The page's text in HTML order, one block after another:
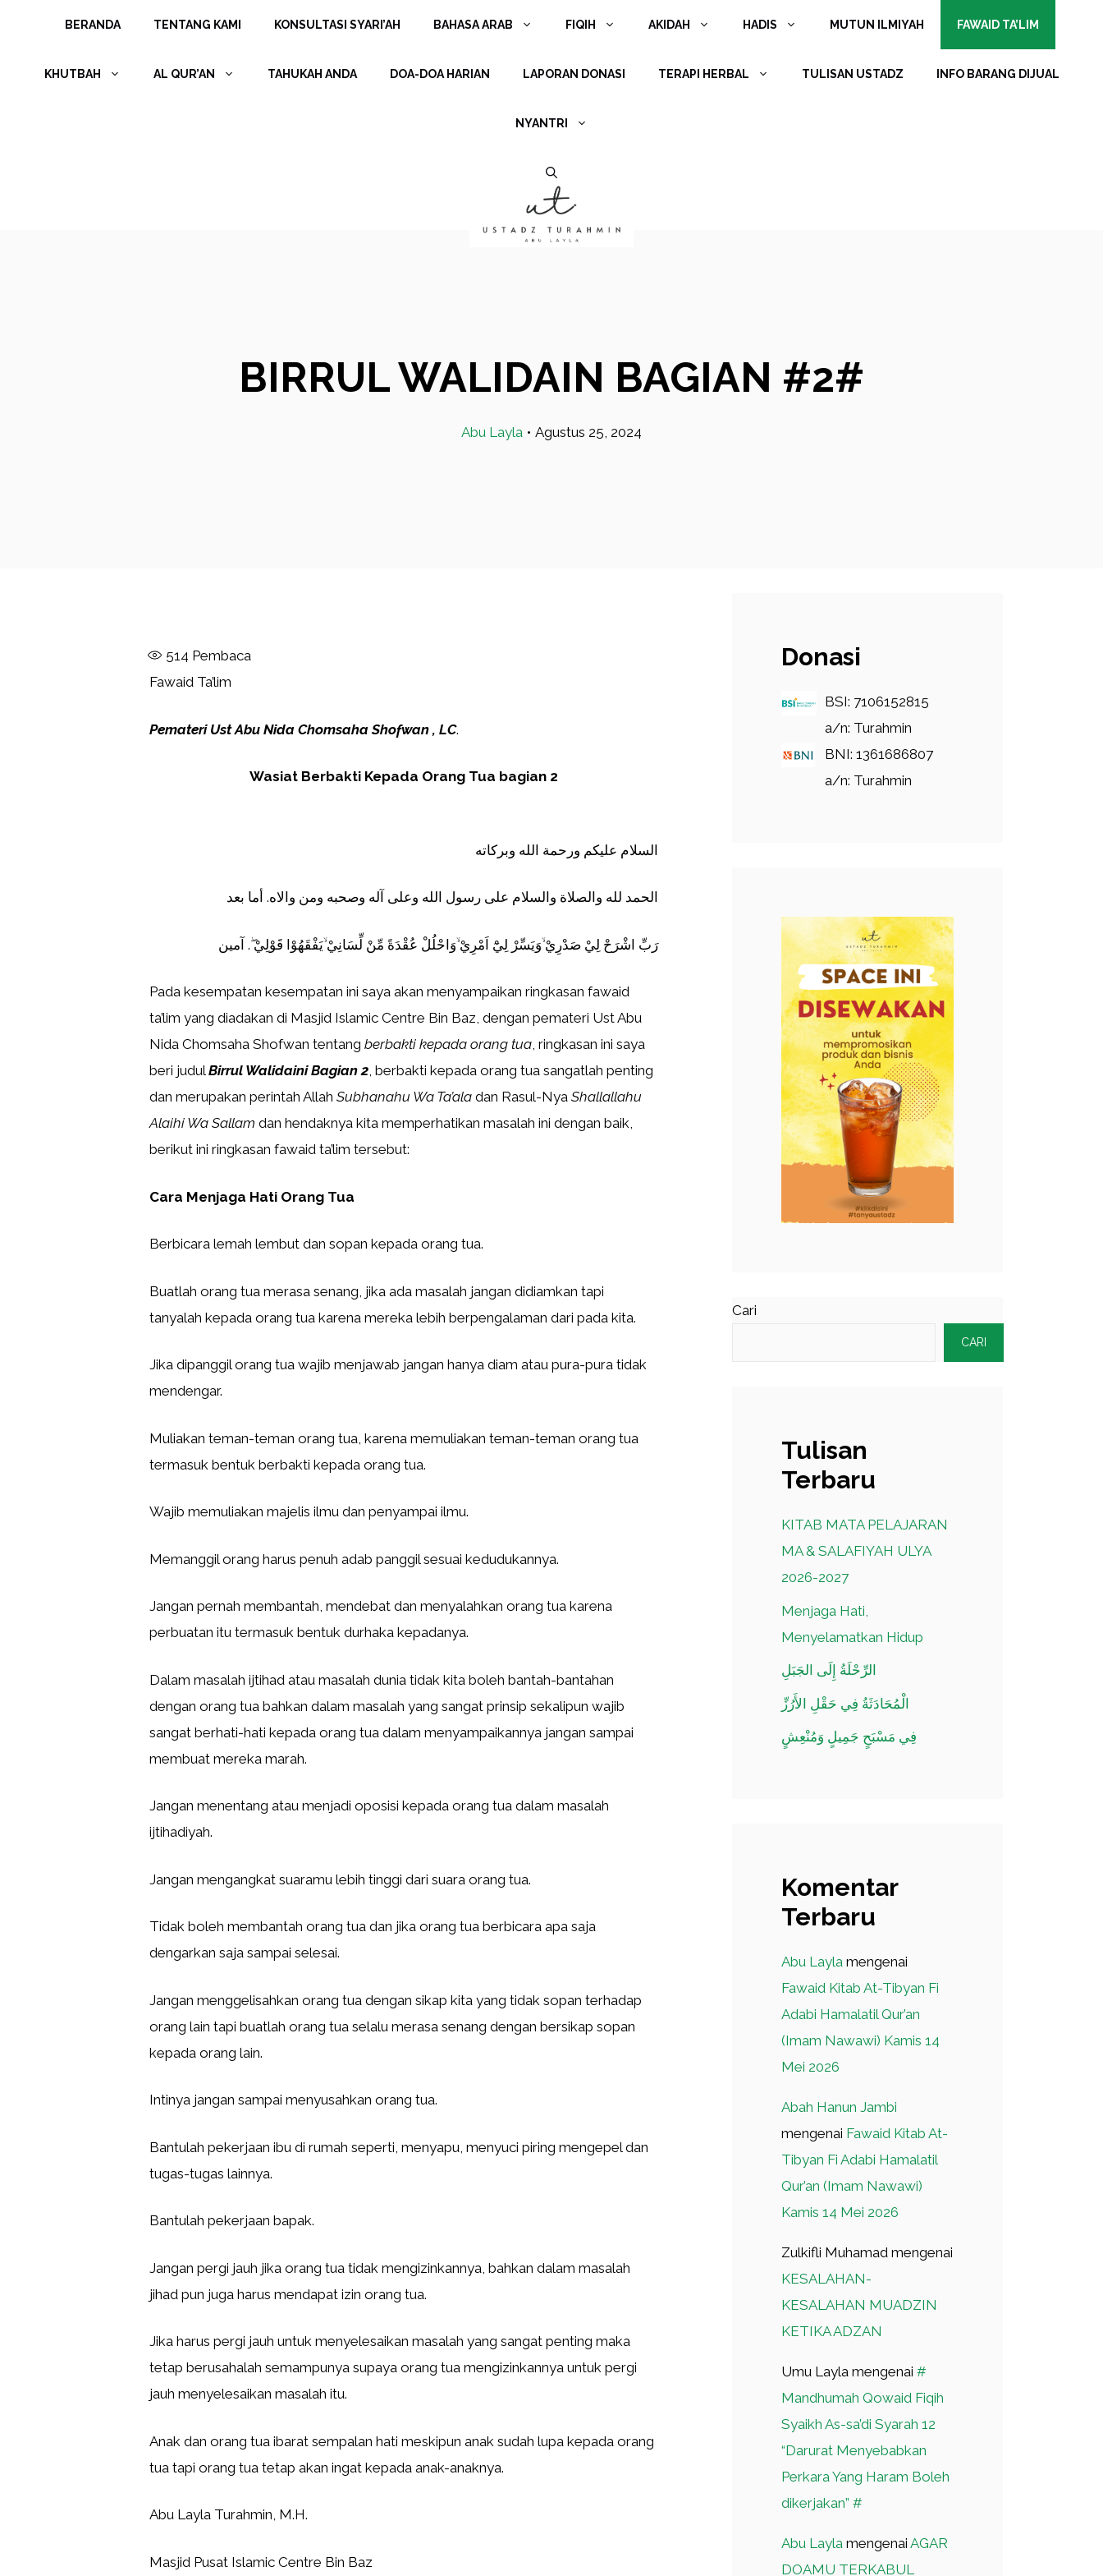
BERANDA TENTANG KAMI KONSULTASI SYARI’AH BAHASA ARAB FIQIH AKIDAH HADIS MUTUN ILMIYAH FAWAID TA’LIM
KHUTBAH AL QUR’AN TAHUKAH ANDA DOA-DOA HARIAN LAPORAN DONASI TERAPI HERBAL TULISAN USTADZ INFO BARANG DIJUAL
NYANTRI
BIRRUL WALIDAIN BAGIAN #2#
Abu Layla • Agustus 25, 2024
514 Pembaca
Fawaid Ta’lim
Pemateri Ust Abu Nida Chomsaha Shofwan , LC.
Wasiat Berbakti Kepada Orang Tua bagian 2
السلام عليكم ورحمة الله وبركاته
الحمد لله والصلاة والسلام على رسول الله وعلى آله وصحبه ومن والاه. أما بعد
رَبِّ اشْرَحْ لِيْ صَدْرِيْ ۙوَيَسِّرْ لِيْٓ اَمْرِيْ ۙوَاحْلُلْ عُقْدَةً مِّنْ لِّسَانِيْ ۙيَفْقَهُوْا قَوْلِيْ ۖ. آمين
Pada kesempatan kesempatan ini saya akan menyampaikan ringkasan fawaid
ta’lim yang diadakan di Masjid Islamic Centre Bin Baz, dengan pemateri Ust Abu
Nida Chomsaha Shofwan tentang berbakti kepada orang tua, ringkasan ini saya
beri judulBirrul Walidaini Bagian 2, berbakti kepada orang tua sangatlah penting
dan merupakan perintah Allah Subhanahu Wa Ta’ala dan Rasul-Nya Shallallahu
Alaihi Wa Sallam dan hendaknya kita memperhatikan masalah ini dengan baik,
berikut ini ringkasan fawaid ta’lim tersebut:
Cara Menjaga Hati Orang Tua
Berbicara lemah lembut dan sopan kepada orang tua.
Buatlah orang tua merasa senang, jika ada masalah jangan didiamkan tapi
tanyalah kepada orang tua karena mereka lebih berpengalaman dari pada kita.
Jika dipanggil orang tua wajib menjawab jangan hanya diam atau pura-pura tidak
mendengar.
Muliakan teman-teman orang tua, karena memuliakan teman-teman orang tua
termasuk bentuk berbakti kepada orang tua.
Wajib memuliakan majelis ilmu dan penyampai ilmu.
Memanggil orang harus penuh adab panggil sesuai kedudukannya.
Jangan pernah membantah, mendebat dan menyalahkan orang tua karena
perbuatan itu termasuk bentuk durhaka kepadanya.
Dalam masalah ijtihad atau masalah dunia tidak kita boleh bantah-bantahan
dengan orang tua bahkan dalam masalah yang sangat prinsip sekalipun wajib
sangat berhati-hati kepada orang tua dalam menyampaikannya jangan sampai
membuat mereka marah.
Jangan menentang atau menjadi oposisi kepada orang tua dalam masalah
ijtihadiyah.
Jangan mengangkat suaramu lebih tinggi dari suara orang tua.
Tidak boleh membantah orang tua dan jika orang tua berbicara apa saja
dengarkan saja sampai selesai.
Jangan menggelisahkan orang tua dengan sikap kita yang tidak sopan terhadap
orang lain tapi buatlah orang tua selalu merasa senang dengan bersikap sopan
kepada orang lain.
Intinya jangan sampai menyusahkan orang tua.
Bantulah pekerjaan ibu di rumah seperti, menyapu, menyuci piring mengepel dan
tugas-tugas lainnya.
Bantulah pekerjaan bapak.
Jangan pergi jauh jika orang tua tidak mengizinkannya, bahkan dalam masalah
jihad pun juga harus mendapat izin orang tua.
Jika harus pergi jauh untuk menyelesaikan masalah yang sangat penting maka
tetap berusahalah semampunya supaya orang tua mengizinkannya untuk pergi
jauh menyelesaikan masalah itu.
Anak dan orang tua ibarat sempalan hati meskipun anak sudah lupa kepada orang
tua tapi orang tua tetap akan ingat kepada anak-anaknya.
Abu Layla Turahmin, M.H.
Masjid Pusat Islamic Centre Bin Baz
Donasi
BSI: 7106152815
a/n: Turahmin
BNI: 1361686807
a/n: Turahmin
Cari
CARI
Tulisan
Terbaru
KITAB MATA PELAJARAN
MA & SALAFIYAH ULYA
2026-2027
Menjaga Hati,
Menyelamatkan Hidup
الرِّحْلَةُ إِلَى الجَبَلِ
الْمُحَادَثَةُ فِي حَقْلِ الأَرُزِّ
فِي مَسْبَحٍ جَمِيلٍ وَمُنْعِشٍ
Komentar
Terbaru
Abu Layla mengenai
Fawaid Kitab At-Tibyan Fi
Adabi Hamalatil Qur’an
(Imam Nawawi) Kamis 14
Mei 2026
Abah Hanun Jambi
mengenai Fawaid Kitab At-
Tibyan Fi Adabi Hamalatil
Qur’an (Imam Nawawi)
Kamis 14 Mei 2026
Zulkifli Muhamad mengenai
KESALAHAN-
KESALAHAN MUADZIN
KETIKA ADZAN
Umu Layla mengenai #
Mandhumah Qowaid Fiqih
Syaikh As-sa’di Syarah 12
“Darurat Menyebabkan
Perkara Yang Haram Boleh
dikerjakan” #
Abu Layla mengenai AGAR
DOAMU TERKABUL